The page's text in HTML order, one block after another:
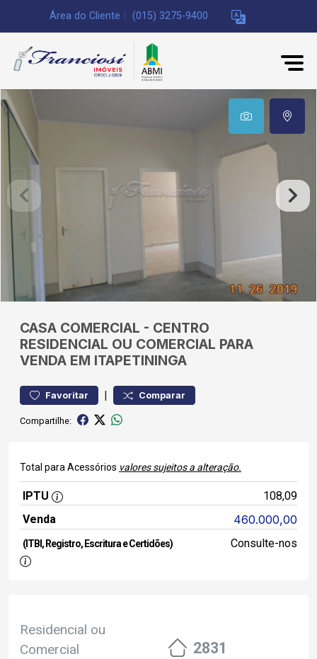
Área do Cliente (015) 3275-9400
CASA COMERCIAL - CENTRO
RESIDENCIAL OU COMERCIAL PARA
VENDA EM ITAPETININGA
Favoritar | Comparar
Compartilhe:
Total para Acessórios valores sujeitos a alteração.
IPTU
108,09
Venda
460.000,00
(ITBI, Registro, Escritura e Certidões) Consulte-nos
Residencial ou
Comercial
2831